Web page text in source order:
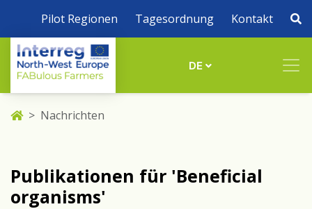
Pilot Regionen Tagesordnung Kontakt
DE
Nachrichten
Publikationen für 'Beneficial
organisms'